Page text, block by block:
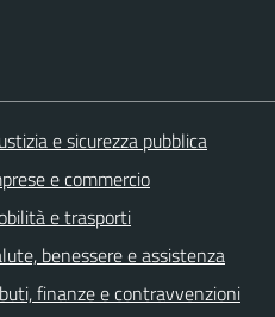
e sicurezza pubblica
e commercio
e trasporti
benessere e assistenza
finanze e contravvenzioni